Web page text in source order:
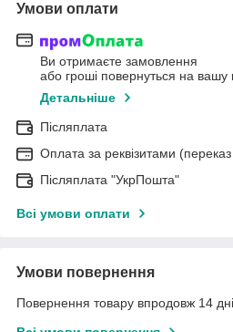
Умови оплати
Ви отримаєте замовлення
або гроші повернуться на вашу
Детальніше
Післяплата
Оплата за реквізитами (переказ
Післяплата "УкрПошта"
Всі умови оплати
Умови повернення
Повернення товару впродовж 14